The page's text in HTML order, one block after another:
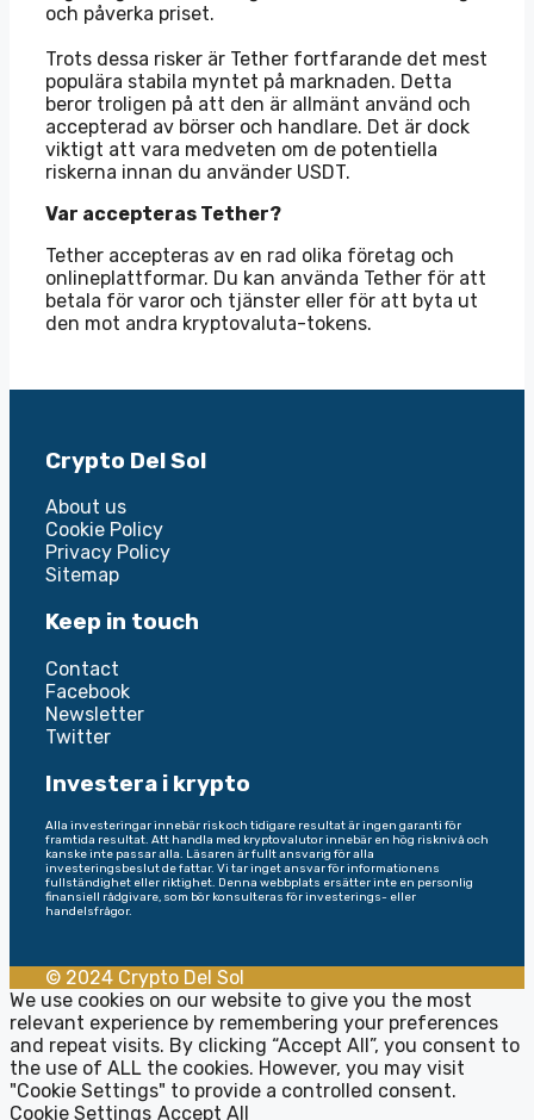
och påverka priset.
Trots dessa risker är Tether fortfarande det mest
populära stabila myntet på marknaden. Detta
beror troligen på att den är allmänt använd och
accepterad av börser och handlare. Det är dock
viktigt att vara medveten om de potentiella
riskerna innan du använder USDT.
Var accepteras Tether?
Tether accepteras av en rad olika företag och
onlineplattformar. Du kan använda Tether för att
betala för varor och tjänster eller för att byta ut
den mot andra kryptovaluta-tokens.
Crypto Del Sol
About us
Cookie Policy
Privacy Policy
Sitemap
Keep in touch
Contact
Facebook
Newsletter
Twitter
Investera i krypto
Alla investeringar innebär risk och tidigare resultat är ingen garanti för
framtida resultat. Att handla med kryptovalutor innebär en hög risknivå och
kanske inte passar alla. Läsaren är fullt ansvarig för alla
investeringsbeslut de fattar. Vi tar inget ansvar för informationens
fullständighet eller riktighet. Denna webbplats ersätter inte en personlig
finansiell rådgivare, som bör konsulteras för investerings- eller
handelsfrågor.
© 2024 Crypto Del Sol
We use cookies on our website to give you the most
relevant experience by remembering your preferences
and repeat visits. By clicking “Accept All”, you consent to
the use of ALL the cookies. However, you may visit
"Cookie Settings" to provide a controlled consent.
Cookie Settings Accept All